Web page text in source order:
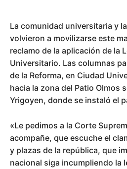
La comunidad universitaria y
volvieron a movilizarse este
reclamo de la aplicación de la
Universitario. Las columnas
de la Reforma, en Ciudad
hacia la zona del Patio Olmos
Yrigoyen, donde se instaló el
«Le pedimos a la Corte
acompañe, que escuche el
y plazas de la república, que
nacional siga incumpliendo la